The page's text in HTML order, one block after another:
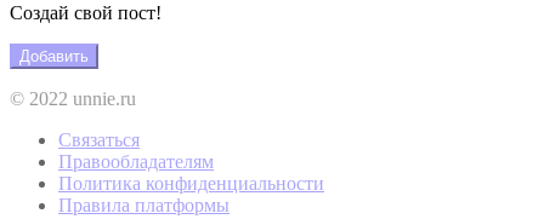
Создай свой пост!
Добавить
© 2022 unnie.ru
Связаться
Правообладателям
Политика конфиденциальности
Правила платформы